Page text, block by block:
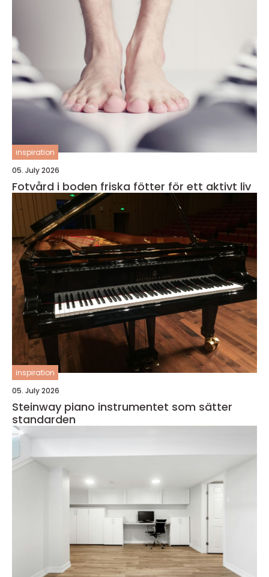
inspiration
05. July 2026
Fotvård i boden friska fötter för ett aktivt liv
inspiration
05. July 2026
Steinway piano instrumentet som sätter
standarden